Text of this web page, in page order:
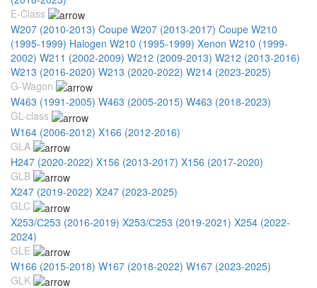
E-Class
W207 (2010-2013) Coupe W207 (2013-2017) Coupe W210
(1995-1999) Halogen W210 (1995-1999) Xenon W210 (1999-
2002) W211 (2002-2009) W212 (2009-2013) W212 (2013-2016)
W213 (2016-2020) W213 (2020-2022) W214 (2023-2025)
G-Wagon
W463 (1991-2005) W463 (2005-2015) W463 (2018-2023)
GL-class
W164 (2006-2012) X166 (2012-2016)
GLA
H247 (2020-2022) X156 (2013-2017) X156 (2017-2020)
GLB
X247 (2019-2022) X247 (2023-2025)
GLC
X253/С253 (2016-2019) X253/С253 (2019-2021) X254 (2022-
2024)
GLE
W166 (2015-2018) W167 (2018-2022) W167 (2023-2025)
GLK